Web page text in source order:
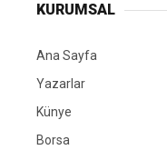
KURUMSAL
Ana Sayfa
Yazarlar
Künye
Borsa